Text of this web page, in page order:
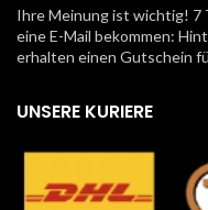
Ihre Meinung ist wichtig! 7
eine E-Mail bekommen:
erhalten einen Gutschein
UNSERE KURIERE